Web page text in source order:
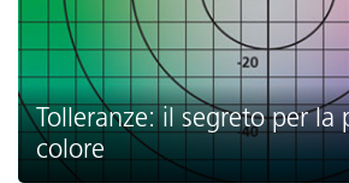
Tolleranze: il segreto per la
colore